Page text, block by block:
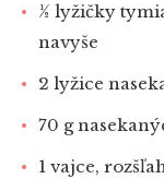
1⁄2 lyžičky
navyše
2 lyžice
70 g
1 vajce,